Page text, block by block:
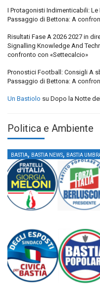
I Protagonisti Indimenticabili:
Passaggio di Bettona: A
Risultati Fase A 2026 2027 in
Signalling Knowledge And
confronto con «Settecalcio»
Pronostici Football: Consigli A
Passaggio di Bettona: A
Un Bastiolo su Dopo la Notte
Politica e Ambiente
BASTIA, BASTIA NEWS, BASTIA